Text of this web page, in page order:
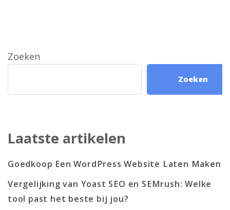
Zoeken
Zoeken
Laatste artikelen
Goedkoop Een WordPress Website Laten Maken
Vergelijking van Yoast SEO en SEMrush: Welke
tool past het beste bij jou?